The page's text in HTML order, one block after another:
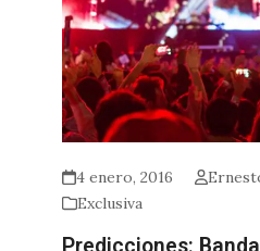
4 enero, 2016
Exclusiva